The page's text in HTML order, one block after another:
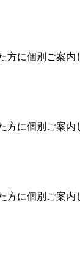
に個別ご案内
に個別ご案内
に個別ご案内